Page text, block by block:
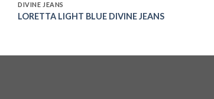
DIVINE JEANS
LORETTA LIGHT BLUE DIVINE JEANS